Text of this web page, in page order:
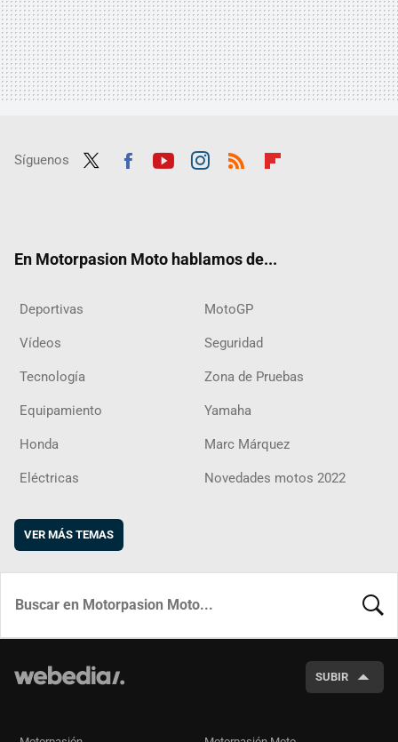
Síguenos
En Motorpasion Moto hablamos de...
Deportivas MotoGP
Vídeos Seguridad
Tecnología Zona de Pruebas
Equipamiento Yamaha
Honda Marc Márquez
Eléctricas Novedades motos 2022
VER MÁS TEMAS
SUBIR